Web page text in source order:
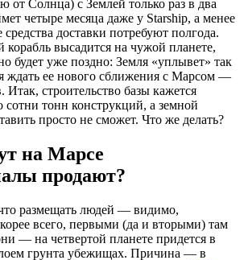
от Солнца) с Землей только раз в два
четыре месяца даже у Starship, а менее
доставки потребуют полгода.
корабль высадится на чужой планете,
будет уже поздно: Земля «уплывет» так
ждать ее нового сближения с Марсом —
Итак, строительство базы кажется
тонн конструкций, а земной
просто не сможет. Что же делать?
на Марсе
продают?
размещать людей — видимо,
всего, первыми (да и вторыми) там
— на четвертой планете придется в
грунта убежищах. Причина — в